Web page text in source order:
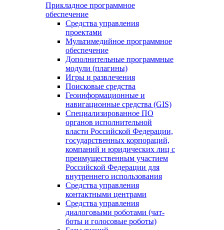
Прикладное программное
обеспечение
Средства управления
проектами
Мультимедийное программное
обеспечение
Дополнительные программные
модули (плагины)
Игры и развлечения
Поисковые средства
Геоинформационные и
навигационные средства (GIS)
Специализированное ПО
органов исполнительной
власти Российской Федерации,
государственных корпораций,
компаний и юридических лиц с
преимущественным участием
Российской Федерации для
внутреннего использования
Средства управления
контактными центрами
Средства управления
диалоговыми роботами (чат-
боты и голосовые роботы)